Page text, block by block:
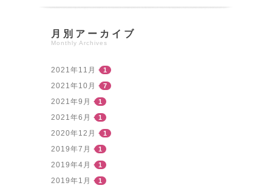
月別アーカイブ
Monthly Archives
2021年11月 1
2021年10月 7
2021年9月 1
2021年6月 1
2020年12月 1
2019年7月 1
2019年4月 1
2019年1月 1